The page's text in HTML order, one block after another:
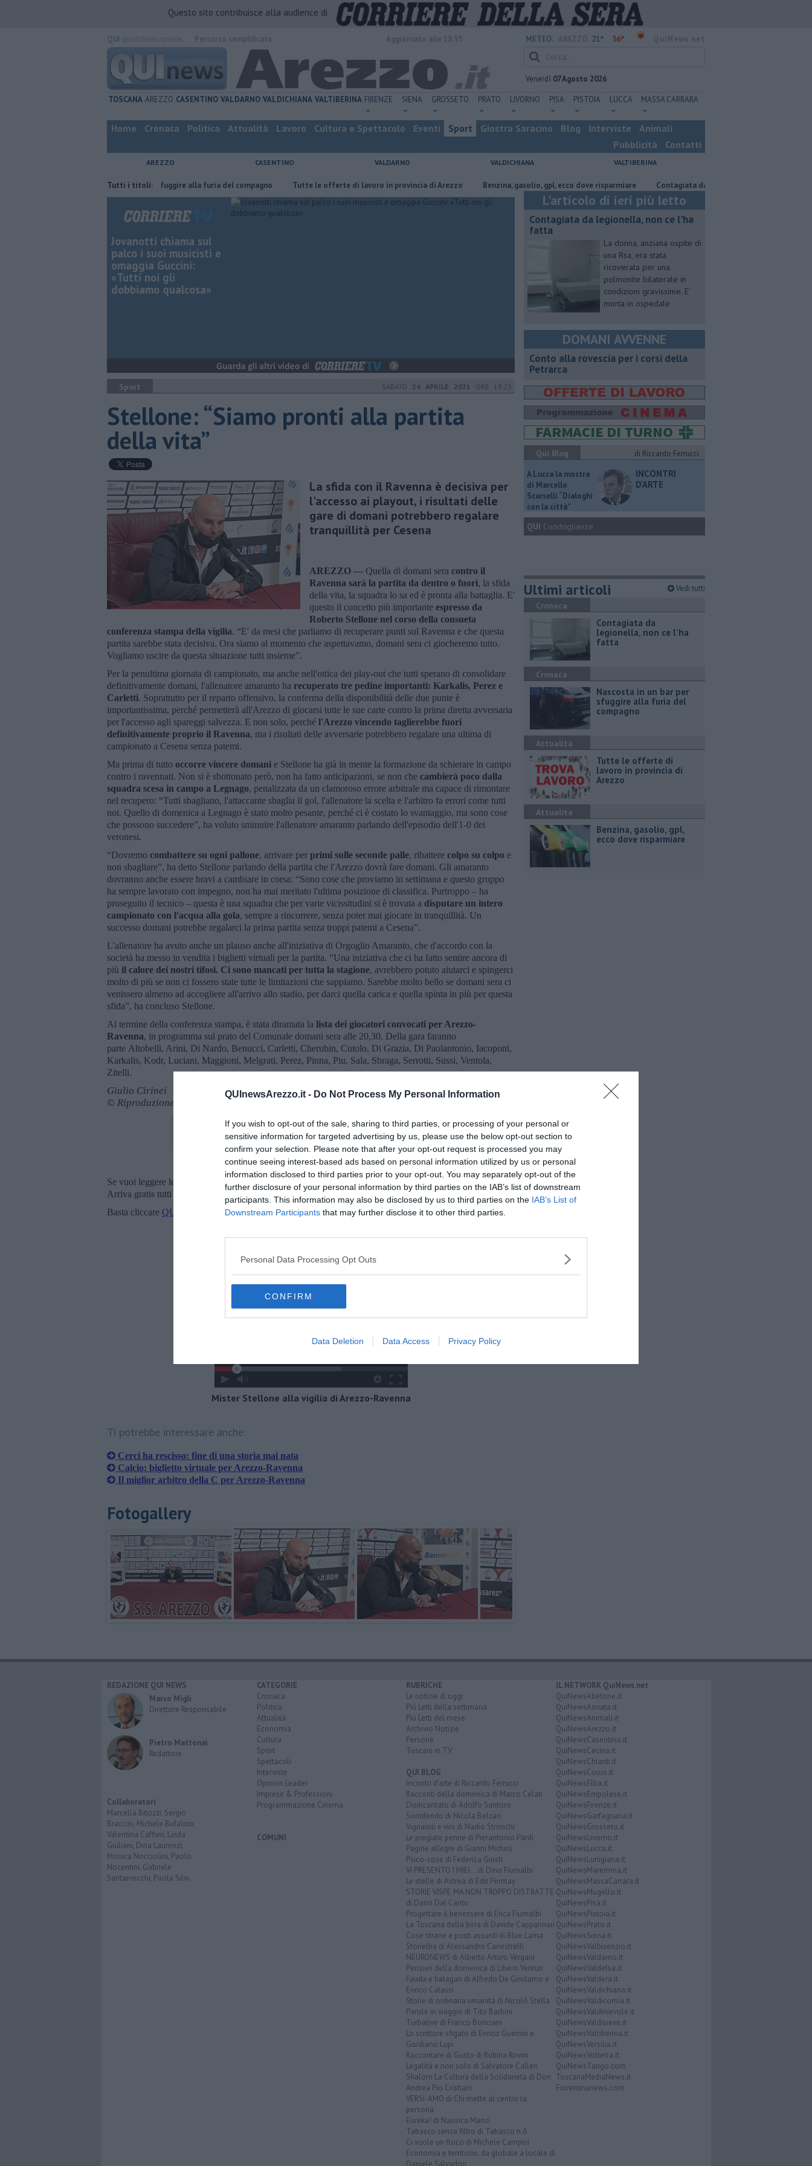
QUInewsArezzo.it - Do Not Process My Personal Information
If you wish to opt-out of the sale, sharing to third parties, or processing of your personal or
sensitive information for targeted advertising by us, please use the below opt-out section to
confirm your selection. Please note that after your opt-out request is processed you may
continue seeing interest-based ads based on personal information utilized by us or personal
information disclosed to third parties prior to your opt-out. You may separately opt-out of the
further disclosure of your personal information by third parties on the IAB’s list of downstream
participants. This information may also be disclosed by us to third parties on the IAB’s List of
Downstream Participants that may further disclose it to other third parties.
Personal Data Processing Opt Outs
CONFIRM
Data Deletion Data Access Privacy Policy
Questo sito contribuisce alla audience di
METEO: 21° 36°
Venerdì 07 Agosto 2026
TOSCANA AREZZO CASENTINO VALDARNO VALDICHIANA VALTIBERINA FIRENZE SIENA GROSSETO PRATO LIVORNO PISA PISTOIA LUCCA MASSA CARRARA
Home Cronaca Politica Attualità Lavoro Cultura e Spettacolo Eventi Sport Giostra Saracino Blog Interviste
Animali
Pubblicità
Contatti
AREZZO CASENTINO VALDARNO VALDICHIANA VALTIBERINA
Tutti i titoli:
Nascosta in un bar per sfuggire alla furia del compagno ​Tutte le offerte di lavoro in provincia di Arezzo ​Benzina, gasolio, gpl, ecco dove risparmiare Contagiata da legionella, non ce l'ha fatta
Jovanotti chiama sul
palco i suoi musicisti e
omaggia Guccini:
«Tutti noi gli
dobbiamo qualcosa»
Sport SABATO 24 APRILE 2021 ORE 18:25
Stellone: “Siamo pronti alla partita
della vita”
La sfida con il Ravenna è decisiva per
l'accesso ai playout, i risultati delle
gare di domani potrebbero regalare
tranquillità per Cesena
AREZZO — Quella di domani sera contro il
Ravenna sarà la partita da dentro o fuori, la sfida
della vita, la squadra lo sa ed è pronta alla battaglia. E'
questo il concetto più importante espresso da
Roberto Stellone nel corso della consueta
conferenza stampa della vigilia. “E' da mesi che parliamo di recuperare punti sul Ravenna e che questa
partita sarebbe stata decisiva. Ora siamo al momento che aspettavamo, domani sera ci giocheremo tutto.
Vogliamo uscire da questa situazione tutti insieme”.
Per la penultima giornata di campionato, ma anche nell'ottica dei play-out che tutti sperano di consolidare
definitivamente domani, l'allenatore amaranto ha recuperato tre pedine importanti: Karkalis, Perez e
Carletti. Soprattutto per il reparto offensivo, la conferma della disponibilità delle due punte è
importantissima, perché permetterà all'Arezzo di giocarsi tutte le sue carte contro la prima diretta avversaria
per l'accesso agli spareggi salvezza. E non solo, perché l'Arezzo vincendo taglierebbe fuori
definitivamente proprio il Ravenna, ma i risultati delle avversarie potrebbero regalare una ultima di
campionato a Cesena senza patemi.
Ma prima di tutto occorre vincere domani e Stellone ha già in mente la formazione da schierare in campo
contro i ravennati. Non si è sbottonato però, non ha fatto anticipazioni, se non che cambierà poco dalla
squadra scesa in campo a Legnago, penalizzata da un clamoroso errore arbitrale ma capace di rimontare
nel recupero: “Tutti sbagliano, l'attaccante sbaglia il gol, l'allenatore la scelta e l'arbitro fa errori come tutti
noi. Quello di domenica a Legnago è stato molto pesante, perché ci è costato lo svantaggio, ma sono cose
che possono succedere”, ha voluto sminuire l'allenatore amaranto parlando dell'episodio dell'1-0 dei
veronesi.
“Dovremo combattere su ogni pallone, arrivare per primi sulle seconde palle, ribattere colpo su colpo e
non sbagliare”, ha detto Stellone parlando della partita che l'Arezzo dovrà fare domani. Gli amaranto
dovranno anche essere bravi a cambiare in corsa: “Sono cose che proviamo in settimana e questo gruppo
ha sempre lavorato con impegno, non ha mai meritato l'ultima posizione di classifica. Purtroppo – ha
proseguito il tecnico – questa è una squadra che per varie vicissitudini si è trovata a disputare un intero
campionato con l'acqua alla gola, sempre a rincorrere, senza poter mai giocare in tranquillità. Un
successo domani potrebbe regalarci la prima partita senza troppi patemi a Cesena”.
L'allenatore ha avuto anche un plauso anche all'iniziativa di Orgoglio Amaranto, che d'accordo con la
società ha messo in vendita i biglietti virtuali per la partita. “Una iniziativa che ci ha fatto sentire ancora di
più il calore dei nostri tifosi. Ci sono mancati per tutta la stagione, avrebbero potuto aiutarci e spingerci
molto di più se non ci fossero state tutte le limitazioni che sappiamo. Sarebbe molto bello se domani sera ci
venissero almeno ad accogliere all'arrivo allo stadio, per darci quella carica e quella spinta in più per questa
sfida”, ha concluso Stellone.
Al termine della conferenza stampa, è stata diramata la lista dei giocatori convocati per Arezzo-
Ravenna, in programma sul prato del Comunale domani sera alle 20,30. Della gara faranno
parte Altobelli, Arini, Di Nardo, Benucci, Carletti, Cherubin, Cutolo, Di Grazia, Di Paolantonio, Iacoponi,
Karkalis, Kodr, Luciani, Maggioni, Melgrati, Perez, Pinna, Piu, Sala, Sbraga, Serrotti, Sussi, Ventola,
Zitelli.
Giulio Cirinei
© Riproduzione riservata
Se vuoi leggere le notizie principali della Toscana iscriviti alla
Newsletter QUInews - ToscanaMedia.
Arriva gratis tutti i giorni alle 20:00 direttamente nella tua casella di posta.
Basta cliccare QUI
Mister Stellone alla vigilia di Arezzo-Ravenna
Ti potrebbe interessare anche:
Cerci ha rescisso: fine di una storia mai nata
​Calcio: biglietto virtuale per Arezzo-Ravenna
​Il miglior arbitro della C per Arezzo-Ravenna
Fotogallery
L'articolo di ieri più letto
Contagiata da legionella, non ce l'ha
fatta
La donna, anziana ospite di
una Rsa, era stata
ricoverata per una
polmonite bilaterale in
condizioni gravissime. E'
morta in ospedale
DOMANI AVVENNE
​Conto alla rovescia per i corsi della
Petrarca
Qui Blog
di Riccardo Ferrucci
A Lucca la mostra
di Marcello
Scarselli “Dialoghi
con la città"
INCONTRI
D'ARTE
QUI Condoglianze
Ultimi articoli Vedi tutti
Cronaca
Contagiata da
legionella, non ce l'ha
fatta
Cronaca
Nascosta in un bar per
sfuggire alla furia del
compagno
Attualità
​Tutte le offerte di
lavoro in provincia di
Arezzo
Attualità
​Benzina, gasolio, gpl,
ecco dove risparmiare
REDAZIONE QUI NEWS
Marco Migli
Direttore Responsabile
Pietro Mattonai
Redattore
Collaboratori
Marcella Bitozzi, Sergio
Braccini, Michele Bufalino,
Valentina Caffieri, Linda
Giuliani, Dina Laurenzi,
Monica Nocciolini, Paolo
Nocentini, Gabriele
Santarnecchi, Paola Silvi.
CATEGORIE
Cronaca
Politica
Attualità
Economia
Cultura
Sport
Spettacoli
Interviste
Opinion Leader
Imprese & Professioni
Programmazione Cinema
COMUNI
RUBRICHE
Le notizie di oggi
Più Letti della settimana
Più Letti del mese
Archivio Notizie
Persone
Toscani in TV
QUI BLOG
Incontri d'arte di Riccardo Ferrucci
Racconti della domenica di Marco Celati
Disincantato di Adolfo Santoro
Sorridendo di Nicola Belcari
Vignaioli e vini di Nadio Stronchi
Le pregiate penne di Pierantonio Pardi
Pagine allegre di Gianni Micheli
Psico-cose di Federica Giusti
VI PRESENTO I MIEI... di Dino Fiumalbi
Le stelle di Astrea di Edit Permay
STORIE VISPE MA NON TROPPO DISTRATTE
di Dario Dal Canto
Progettare il benessere di Erica Fiumalbi
La Toscana della birra di Davide Cappannari
Cose strane e posti assurdi di Blue Lama
Storielba di Alessandro Canestrelli
NEURONEWS di Alberto Arturo Vergani
Pensieri della domenica di Libero Venturi
Fauda e balagan di Alfredo De Girolamo e
Enrico Catassi
Storie di ordinaria umanità di Nicolò Stella
Parole in viaggio di Tito Barbini
Turbative di Franco Bonciani
Lo scrittore sfigato di Enrico Guerrini e
Gordiano Lupi
Raccontare di Gusto di Rubina Rovini
Legalità e non solo di Salvatore Calleri
Shalom La Cultura della Solidarietà di Don
Andrea Pio Cristiani
VERSI-AMO di Chi mette al centro la
persona
Eureka! di Nausica Manzi
Tabasco senza filtro di Tabasco n.6
Ci vuole un fisico di Michele Campisi
Economia e territorio, da globale a locale di
Daniele Salvadori
IL NETWORK QuiNews.net
QuiNewsAbetone.it
QuiNewsAmiata.it
QuiNewsAnimali.it
QuiNewsArezzo.it
QuiNewsCasentino.it
QuiNewsCecina.it
QuiNewsChianti.it
QuiNewsCuoio.it
QuiNewsElba.it
QuiNewsEmpolese.it
QuiNewsFirenze.it
QuiNewsGarfagnana.it
QuiNewsGrosseto.it
QuiNewsLivorno.it
QuiNewsLucca.it
QuiNewsLunigiana.it
QuiNewsMaremma.it
QuiNewsMassaCarrara.it
QuiNewsMugello.it
QuiNewsPisa.it
QuiNewsPistoia.it
QuiNewsPrato.it
QuiNewsSiena.it
QuiNewsValbisenzio.it
QuiNewsValdarno.it
QuiNewsValdelsa.it
QuiNewsValdera.it
QuiNewsValdichiana.it
QuiNewsValdicornia.it
QuiNewsValdinievole.it
QuiNewsValdisieve.it
QuiNewsValtiberina.it
QuiNewsVersilia.it
QuiNewsVolterra.it
QuiNewsTango.com
ToscanaMediaNews.it
Fiorentinanews.com